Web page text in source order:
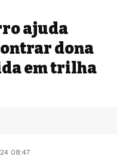
ajuda
dona
em trilha
08:47